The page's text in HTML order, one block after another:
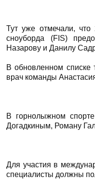
Тут уже отмечали,
сноуборда (FIS)
Назарову и Данилу
В обновленном
врач команды
В горнолыжном
Догадкиным, Роману
Для участия в
специалисты должны